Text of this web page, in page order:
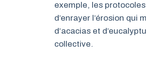
exemple, les
d’enrayer l’érosion
d’acacias et
collective.